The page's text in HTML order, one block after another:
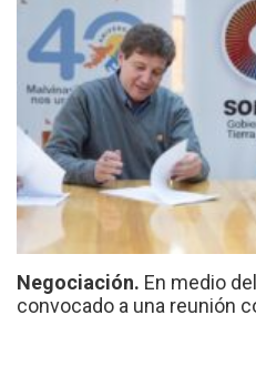
Negociación. En medio
convocado a una reunión